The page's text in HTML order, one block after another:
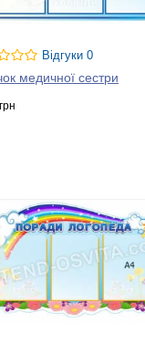
обов’язково дає
дають
розрахунку за
Відгуки 0
медичної сестри
грн